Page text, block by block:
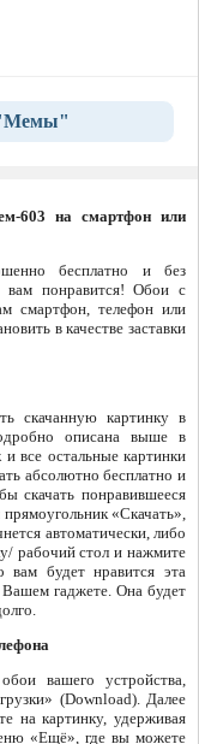
"Мемы"
603 на смартфон или
бесплатно и без
вам понравится! Обои с
смартфон, телефон или
в качестве заставки
скачанную картинку в
описана выше в
все остальные картинки
абсолютно бесплатно и
скачать понравившееся
«Скачать»,
автоматически, либо
рабочий стол и нажмите
будет нравится эта
гаджете. Она будет
вашего устройства,
(Download). Далее
на картинку, удерживая
«Ещё», где вы можете